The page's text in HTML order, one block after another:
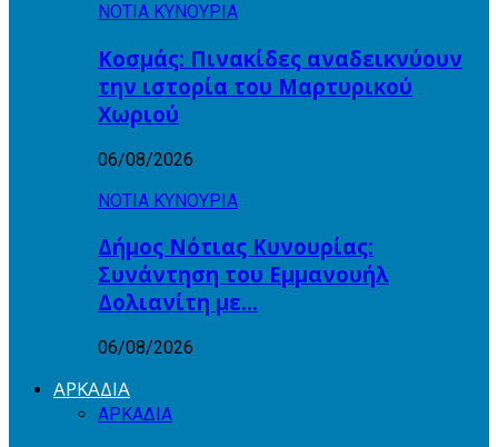
ΝΟΤΙΑ ΚΥΝΟΥΡΙΑ
Κοσμάς: Πινακίδες αναδεικνύουν
την ιστορία του Μαρτυρικού
Χωριού
06/08/2026
ΝΟΤΙΑ ΚΥΝΟΥΡΙΑ
Δήμος Νότιας Κυνουρίας:
Συνάντηση του Εμμανουήλ
Δολιανίτη με…
06/08/2026
ΑΡΚΑΔΙΑ
ΑΡΚΑΔΙΑ